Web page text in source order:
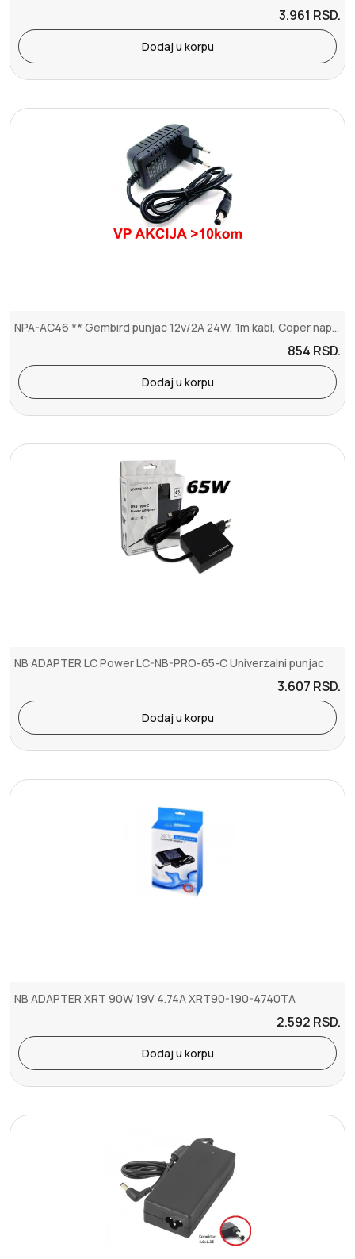
3.961 RSD.
Dodaj u korpu
NPA-AC46 ** Gembird punjac 12v/2A 24W, 1m kabl, Coper napajanje, DC...
854 RSD.
Dodaj u korpu
NB ADAPTER LC Power LC-NB-PRO-65-C Univerzalni punjac
3.607 RSD.
Dodaj u korpu
NB ADAPTER XRT 90W 19V 4.74A XRT90-190-4740TA
2.592 RSD.
Dodaj u korpu